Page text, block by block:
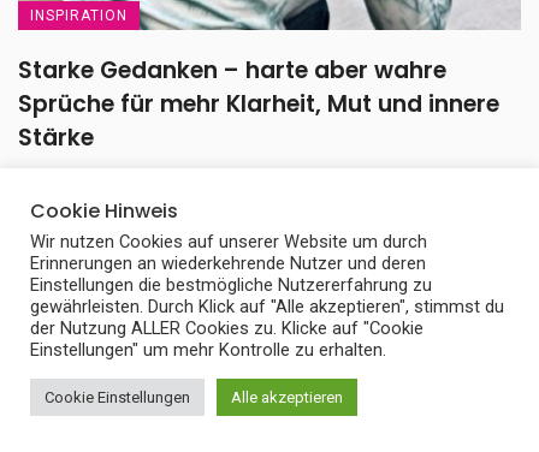
INSPIRATION
Starke Gedanken – harte aber wahre
Sprüche für mehr Klarheit, Mut und innere
Stärke
eröffnen. Besonders Starke Gedanken – harte aber wahre ...
24. Juli 2026
Cookie Hinweis
Wir nutzen Cookies auf unserer Website um durch
Erinnerungen an wiederkehrende Nutzer und deren
Einstellungen die bestmögliche Nutzererfahrung zu
gewährleisten. Durch Klick auf "Alle akzeptieren", stimmst du
der Nutzung ALLER Cookies zu. Klicke auf "Cookie
Einstellungen" um mehr Kontrolle zu erhalten.
Cookie Einstellungen Alle akzeptieren